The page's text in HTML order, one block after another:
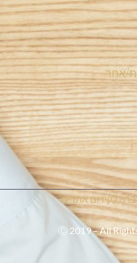
אחר
לקידום אתרים
Ⓒ 2019 – All